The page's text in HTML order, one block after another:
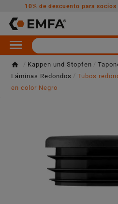
10% de descuento para
Kappen und Stopfen
Láminas Redondos
Tubos
en color Negro